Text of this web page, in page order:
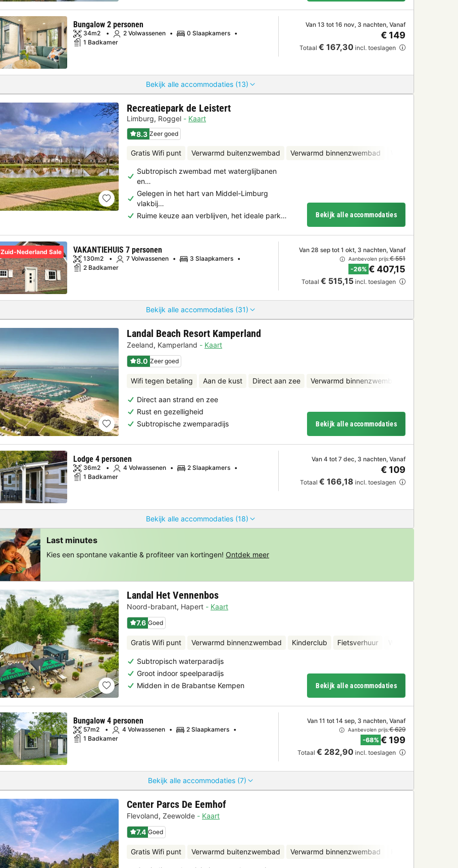
Bekijk alle accommodaties (13)
Bungalow 2 personen
34m2 2 Volwassenen
0 Slaapkamers
1 Badkamer
Van 13 tot 16 nov, 3 nachten, Vanaf
€ 149
Totaal € 167,30 incl. toeslagen
Recreatiepark de Leistert
Limburg, Roggel
Kaart
8.3 Zeer goed
Gratis Wifi punt Verwarmd buitenzwembad Verwarmd binnenzwembad
Subtropisch zwembad met waterglijbanen
en…
Gelegen in het hart van Middel-Limburg
vlakbij…
Ruime keuze aan verblijven, het ideale park…
Bekijk alle accommodaties
Bekijk alle accommodaties (31)
Zuid-Nederland Sale VAKANTIEHUIS 7 personen
130m2 7 Volwassenen
3 Slaapkamers
2 Badkamer
Van 28 sep tot 1 okt, 3 nachten, Vanaf
Aanbevolen prijs:€ 551
-26% € 407,15
Totaal € 515,15 incl. toeslagen
Landal Beach Resort Kamperland
Zeeland, Kamperland
Kaart
8.0 Zeer goed
Wifi tegen betaling Aan de kust Direct aan zee Verwarmd binnenzwembad
Direct aan strand en zee
Rust en gezelligheid
Subtropische zwemparadijs
Bekijk alle accommodaties
Bekijk alle accommodaties (18)
Lodge 4 personen
36m2 4 Volwassenen
2 Slaapkamers
1 Badkamer
Van 4 tot 7 dec, 3 nachten, Vanaf
€ 109
Totaal € 166,18 incl. toeslagen
Landal Het Vennenbos
Noord-brabant, Hapert
Kaart
7.6 Goed
Gratis Wifi punt Verwarmd binnenzwembad Kinderclub Fietsverhuur
Subtropisch waterparadijs
Groot indoor speelparadijs
Midden in de Brabantse Kempen
Bekijk alle accommodaties
Bekijk alle accommodaties (7)
Bungalow 4 personen
57m2 4 Volwassenen
2 Slaapkamers
1 Badkamer
Van 11 tot 14 sep, 3 nachten, Vanaf
Aanbevolen prijs:€ 629
-68% € 199
Totaal € 282,90 incl. toeslagen
Center Parcs De Eemhof
Flevoland, Zeewolde
Kaart
7.4 Goed
Gratis Wifi punt Verwarmd buitenzwembad Verwarmd binnenzwembad
Last minutes
Kies een spontane vakantie & profiteer van kortingen! Ontdek meer